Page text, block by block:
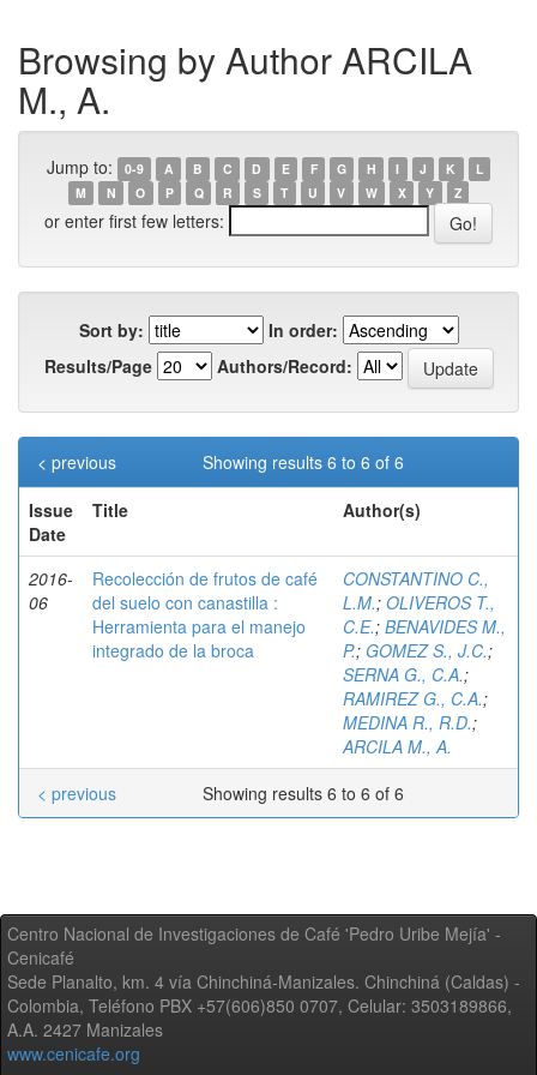
Browsing by Author ARCILA
M., A.
Jump to: 0-9 A B C D E F G H I J K
L
M
N O P Q R S T U V W X Y Z
or enter first few letters:
Sort by:
In order:
Results/Page
Authors/Record:
Showing results 6 to 6 of 6
< previous
Issue
Date
Title Author(s)
2016-
06
Recolección de frutos de café
del suelo con canastilla :
Herramienta para el manejo
integrado de la broca
CONSTANTINO C.,
L.M.; OLIVEROS T.,
C.E.; BENAVIDES M.,
P.; GOMEZ S., J.C.;
SERNA G., C.A.;
RAMIREZ G., C.A.;
MEDINA R., R.D.;
ARCILA M., A.
Showing results 6 to 6 of 6
< previous
Centro Nacional de Investigaciones de Café 'Pedro Uribe Mejía' -
Cenicafé
Sede Planalto, km. 4 vía Chinchiná-Manizales. Chinchiná (Caldas) -
Colombia, Teléfono PBX +57(606)850 0707, Celular: 3503189866,
A.A. 2427 Manizales
www.cenicafe.org